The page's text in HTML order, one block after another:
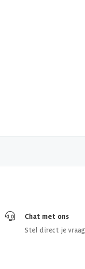
Chat met ons
Stel direct je vraag